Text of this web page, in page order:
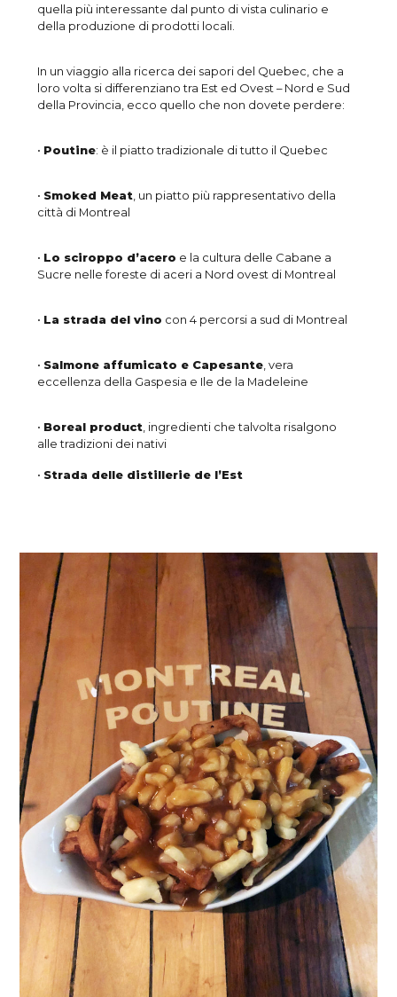
quella più interessante dal punto di vista culinario e
della produzione di prodotti locali.
In un viaggio alla ricerca dei sapori del Quebec, che a
loro volta si differenziano tra Est ed Ovest – Nord e Sud
della Provincia, ecco quello che non dovete perdere:
• Poutine: è il piatto tradizionale di tutto il Quebec
• Smoked Meat , un piatto più rappresentativo della
città di Montreal
• Lo sciroppo d’acero e la cultura delle Cabane a
Sucre nelle foreste di aceri a Nord ovest di Montreal
• La strada del vino con 4 percorsi a sud di Montreal
• Salmone affumicato e Capesante , vera
eccellenza della Gaspesia e Ile de la Madeleine
• Boreal product , ingredienti che talvolta risalgono
alle tradizioni dei nativi
• Strada delle distillerie de l’Est